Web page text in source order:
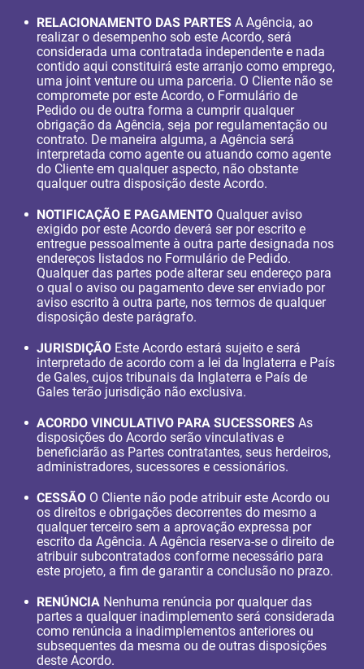
RELACIONAMENTO DAS PARTES A Agência, ao
realizar o desempenho sob este Acordo, será
considerada uma contratada independente e nada
contido aqui constituirá este arranjo como emprego,
uma joint venture ou uma parceria. O Cliente não se
compromete por este Acordo, o Formulário de
Pedido ou de outra forma a cumprir qualquer
obrigação da Agência, seja por regulamentação ou
contrato. De maneira alguma, a Agência será
interpretada como agente ou atuando como agente
do Cliente em qualquer aspecto, não obstante
qualquer outra disposição deste Acordo.
NOTIFICAÇÃO E PAGAMENTO Qualquer aviso
exigido por este Acordo deverá ser por escrito e
entregue pessoalmente à outra parte designada nos
endereços listados no Formulário de Pedido.
Qualquer das partes pode alterar seu endereço para
o qual o aviso ou pagamento deve ser enviado por
aviso escrito à outra parte, nos termos de qualquer
disposição deste parágrafo.
JURISDIÇÃO Este Acordo estará sujeito e será
interpretado de acordo com a lei da Inglaterra e País
de Gales, cujos tribunais da Inglaterra e País de
Gales terão jurisdição não exclusiva.
ACORDO VINCULATIVO PARA SUCESSORES As
disposições do Acordo serão vinculativas e
beneficiarão as Partes contratantes, seus herdeiros,
administradores, sucessores e cessionários.
CESSÃO O Cliente não pode atribuir este Acordo ou
os direitos e obrigações decorrentes do mesmo a
qualquer terceiro sem a aprovação expressa por
escrito da Agência. A Agência reserva-se o direito de
atribuir subcontratados conforme necessário para
este projeto, a fim de garantir a conclusão no prazo.
RENÚNCIA Nenhuma renúncia por qualquer das
partes a qualquer inadimplemento será considerada
como renúncia a inadimplementos anteriores ou
subsequentes da mesma ou de outras disposições
deste Acordo.